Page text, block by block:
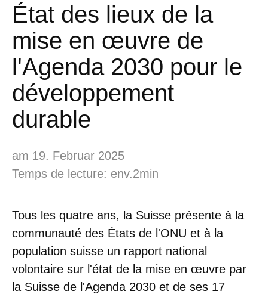
État des lieux de la
mise en œuvre de
l'Agenda 2030 pour le
développement
durable
am 19. Februar 2025
Temps de lecture: env.2min
Tous les quatre ans, la Suisse présente à la
communauté des États de l'ONU et à la
population suisse un rapport national
volontaire sur l'état de la mise en œuvre par
la Suisse de l'Agenda 2030 et de ses 17